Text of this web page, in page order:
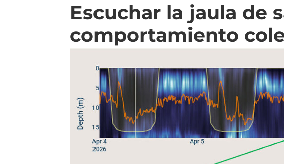
Escuchar la jaula de
comportamiento